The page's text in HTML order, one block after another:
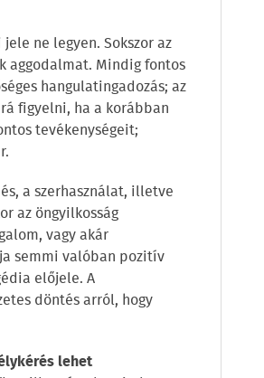
ne legyen. Sokszor az
aggodalmat. Mindig fontos
hangulatingadozás; az
figyelni, ha a korábban
tevékenységeit;
a szerhasználat, illetve
az öngyilkosság
vagy akár
semmi valóban pozitív
előjele. A
döntés arról, hogy
lehet